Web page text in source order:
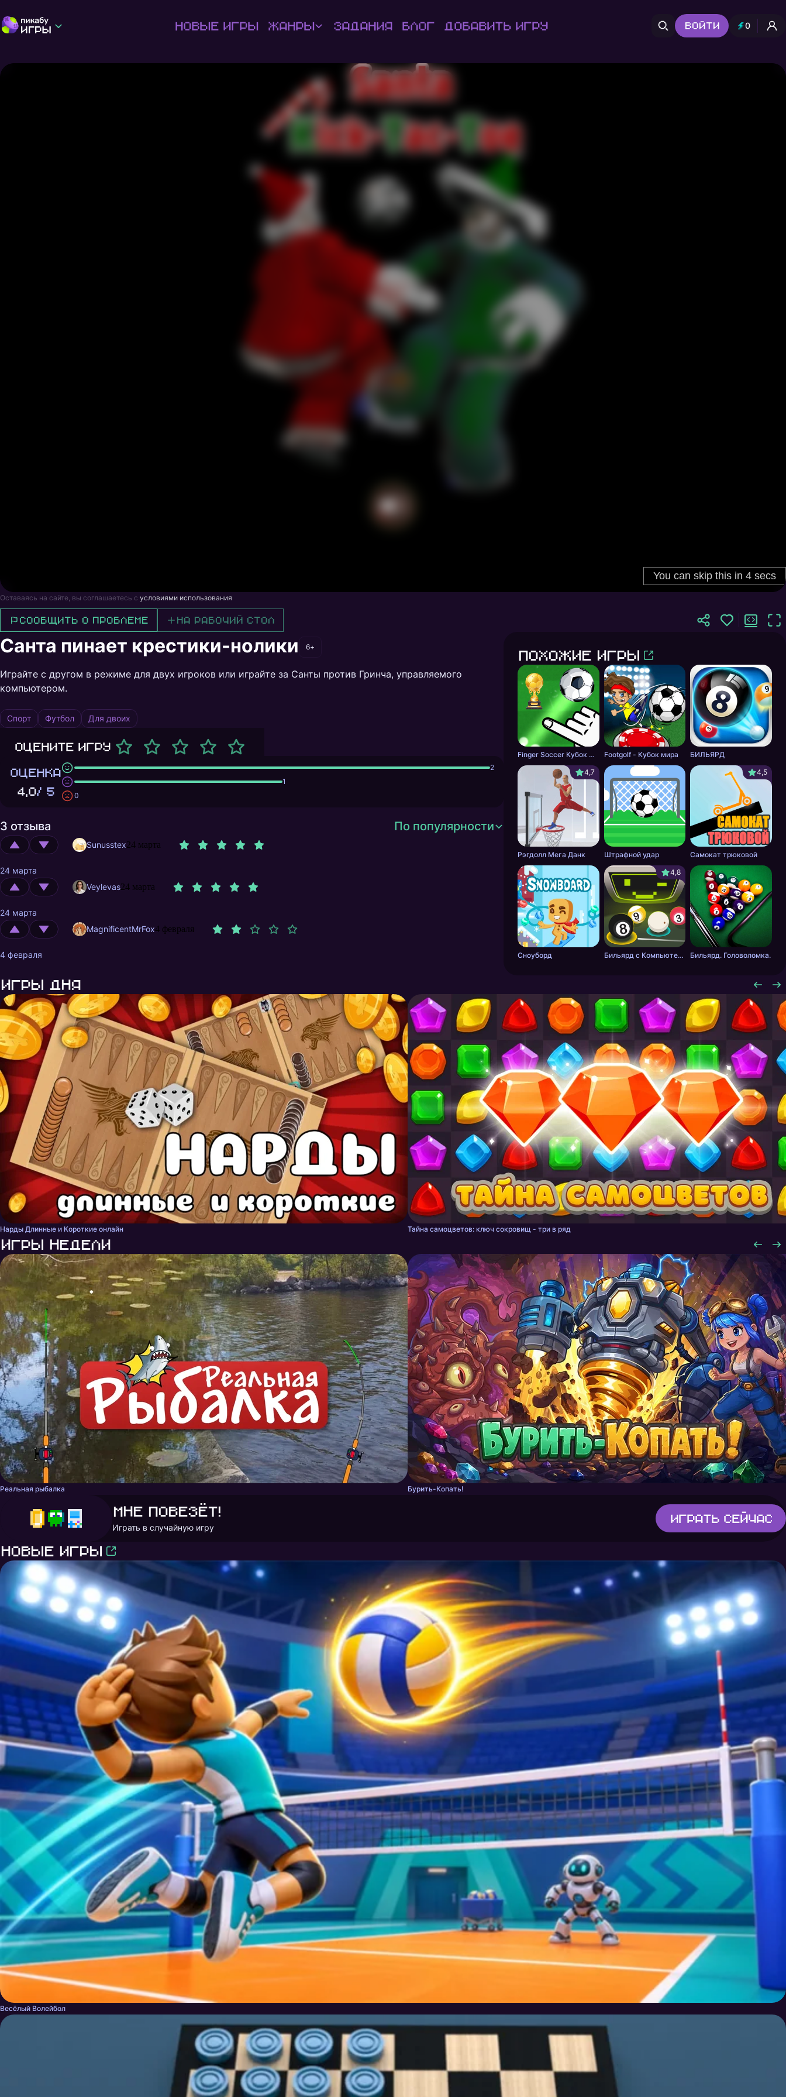
Новые игры Жанры Задания Блог Добавить игру Войти 0
Оставаясь на сайте, вы соглашаетесь с условиями использования
Сообщить о проблеме На рабочий стол
Санта пинает крестики-нолики 6+
Играйте с другом в режиме для двух игроков или играйте за Санты против Гринча, управляемого
компьютером.
Спорт Футбол Для двоих
Оцените игру
ОЦЕНКА
4,0/ 5
2
1
0
3 отзыва По популярности
Sunusstex24 марта
24 марта
Veylevas24 марта
24 марта
MagnificentMrFox4 февраля
4 февраля
Похожие игры
Finger Soccer Кубок мира Footgolf - Кубок мира
БИЛЬЯРД
4,7
Рэгдолл Мега Данк Штрафной удар
4,5
Самокат трюковой
Сноуборд
4,8
Бильярд с Компьютером Бильярд. Головоломка.
Игры дня
Нарды Длинные и Короткие онлайн Тайна самоцветов: ключ сокровищ - три в ряд
Игры недели
Реальная рыбалка Бурить-Копать!
Мне повезёт!
Играть в случайную игру
Играть сейчас
Новые игры
Весёлый Волейбол